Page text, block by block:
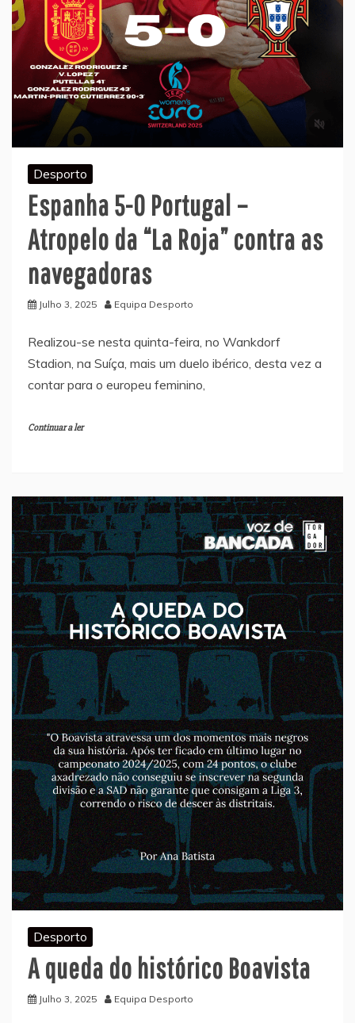
Desporto
Espanha 5-0 Portugal –
Atropelo da “La Roja” contra as
navegadoras
Julho 3, 2025 Equipa Desporto
Realizou-se nesta quinta-feira, no Wankdorf
Stadion, na Suíça, mais um duelo ibérico, desta vez a
contar para o europeu feminino,
Continuar a ler
Desporto
A queda do histórico Boavista
Julho 3, 2025 Equipa Desporto